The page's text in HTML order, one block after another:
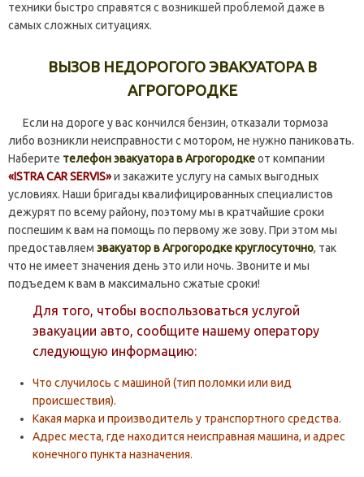
техники быстро справятся с возникшей проблемой даже в
самых сложных ситуациях.
ВЫЗОВ НЕДОРОГОГО ЭВАКУАТОРА В
АГРОГОРОДКЕ
Если на дороге у вас кончился бензин, отказали тормоза
либо возникли неисправности с мотором, не нужно паниковать.
Наберите телефон эвакуатора в Агрогородкеот компании
«ISTRA CAR SERVIS»и закажите услугу на самых выгодных
условиях. Наши бригады квалифицированных специалистов
дежурят по всему району, поэтому мы в кратчайшие сроки
поспешим к вам на помощь по первому же зову. При этом мы
предоставляем эвакуатор в Агрогородке круглосуточно, так
что не имеет значения день это или ночь. Звоните и мы
подъедем к вам в максимально сжатые сроки!
Для того, чтобы воспользоваться услугой
эвакуации авто, сообщите нашему оператору
следующую информацию:
Что случилось с машиной (тип поломки или вид
происшествия).
Какая марка и производитель у транспортного средства.
Адрес места, где находится неисправная машина, и адрес
конечного пункта назначения.